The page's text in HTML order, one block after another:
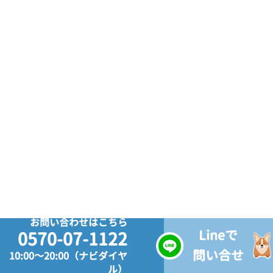
お問い合わせはこちら
0570-07-1122
10:00～20:00（ナビダイヤ
ル）
Lineで
問い合せ